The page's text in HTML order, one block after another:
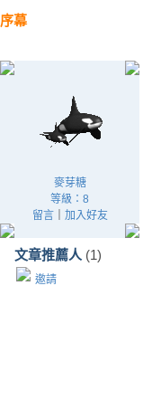
序幕
麥芽糖
等級：8
留言｜ 加入好友
文章推薦人 (1)
邀請